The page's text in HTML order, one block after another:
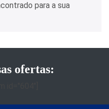
para a sua
ofertas: